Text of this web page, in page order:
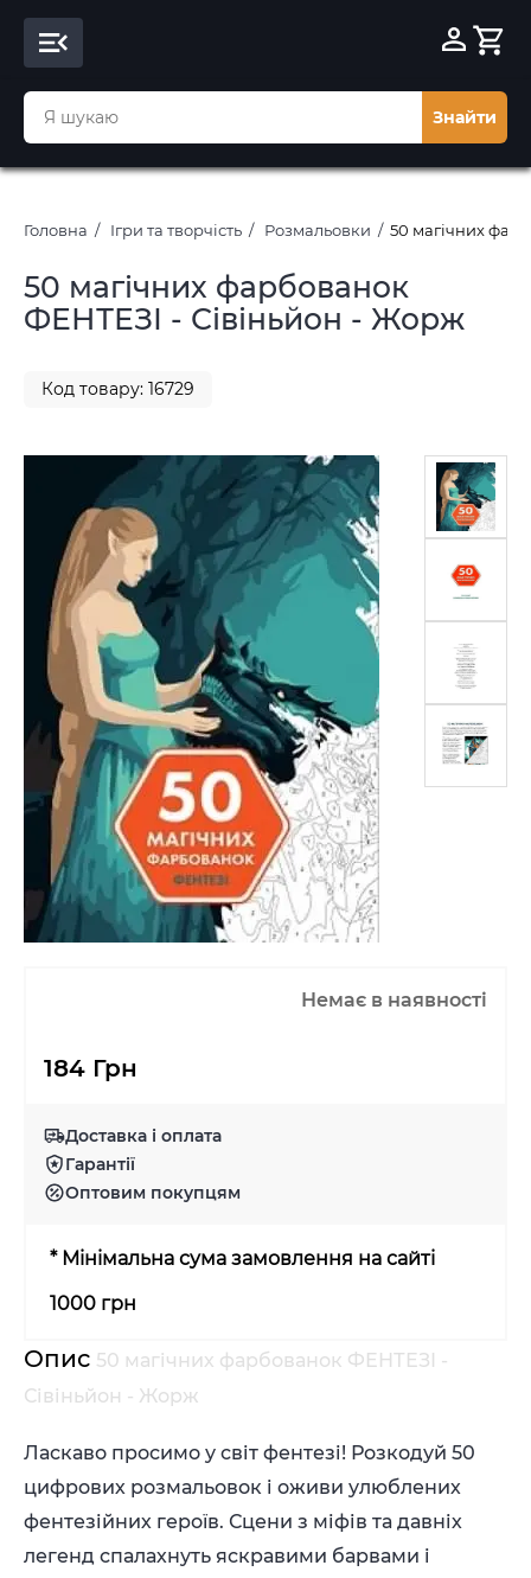
Знайти
Головна Ігри та творчість Розмальовки 50 магічних
50 магічних фарбованок
ФЕНТЕЗІ - Сівіньйон - Жорж
Код товару: 16729
Немає в наявності
184 Грн
Доставка і оплата
Гарантії
Оптовим покупцям
* Мінімальна сума замовлення на сайті
1000 грн
Опис 50 магічних фарбованок ФЕНТЕЗІ -
Сівіньйон - Жорж
Ласкаво просимо у світ фентезі! Розкодуй 50
цифрових розмальовок і оживи улюблених
фентезійних героїв. Сцени з міфів та давніх
легенд спалахнуть яскравими барвами і